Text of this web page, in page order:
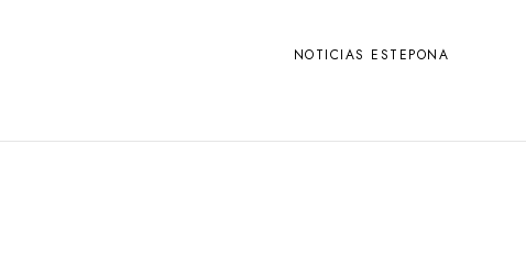
NOTICIAS ESTEPONA